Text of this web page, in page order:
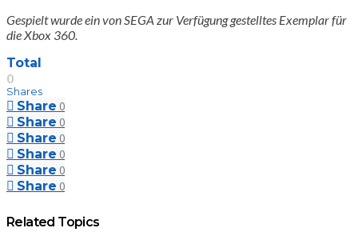
Gespielt wurde ein von SEGA zur Verfügung gestelltes Exemplar für
die Xbox 360.
Total
0
Shares
Share 0
Share 0
Share 0
Share 0
Share 0
Share 0
Related Topics